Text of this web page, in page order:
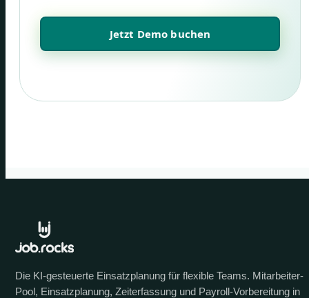
Jetzt Demo buchen
Die KI-gesteuerte Einsatzplanung für flexible Teams. Mitarbeiter-
Pool, Einsatzplanung, Zeiterfassung und Payroll-Vorbereitung in